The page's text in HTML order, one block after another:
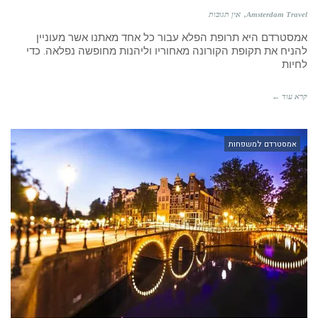
Amsterdam Travel אין תגובות
אמסטרדם היא תרופת הפלא עבור כל אחד מאתנו אשר מעוניין
להניח את תקופת הקורונה מאחוריו וליהנות מחופשה נפלאה. כדי
לחיות
קרא עוד ←
אמסטרדם למשפחות